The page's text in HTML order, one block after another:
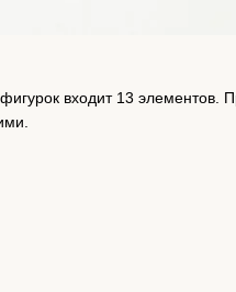
входит 13 элементов.